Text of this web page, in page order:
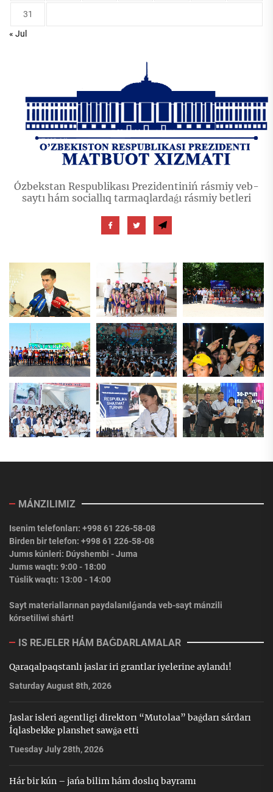
31
« Jul
Ózbekstan Respublikası Prezidentiniń rásmiy veb-
saytı hám sociallıq tarmaqlardaǵı rásmiy betleri
MÁNZILIMIZ
Isenim telefonları: +998 61 226-58-08
Birden bir telefon: +998 61 226-58-08
Jumıs kúnleri: Dúyshembi - Juma
Jumıs waqtı: 9:00 - 18:00
Túslik waqtı: 13:00 - 14:00
Sayt materiallarınan paydalanılǵanda veb-sayt mánzili
kórsetiliwi shárt!
IS REJELER HÁM BAǴDARLAMALAR
Qaraqalpaqstanlı jaslar iri grantlar iyelerine aylandı!
Saturday August 8th, 2026
Jaslar isleri agentligi direktorı “Mutolaa” baǵdarı sárdarı
Íqlasbekke planshet sawǵa etti
Tuesday July 28th, 2026
Hár bir kún – jańa bilim hám doslıq bayramı